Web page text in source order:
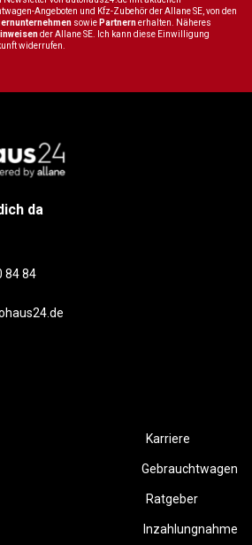
Angeboten und Kfz-Zubehör der Allane SE, von den
sowie Partnernerhalten. Näheres
der Allane SE. Ich kann diese Einwilligung
widerrufen.
da
84 84
Karriere
Gebrauchtwagen
Ratgeber
Inzahlungnahme